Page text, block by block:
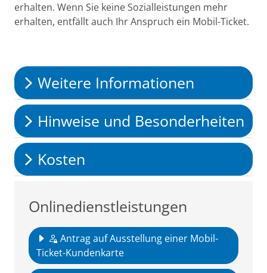
erhalten. Wenn Sie keine Sozialleistungen mehr
erhalten, entfällt auch Ihr Anspruch ein Mobil-Ticket.
Weitere Informationen
Hinweise und Besonderheiten
Kosten
Onlinedienstleistungen
Antrag auf Ausstellung einer Mobil-
Ticket-Kundenkarte